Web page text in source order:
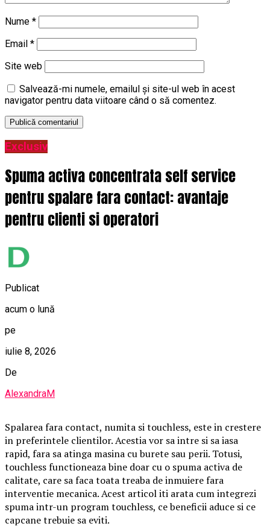
Nume *
Email *
Site web
Salvează-mi numele, emailul și site-ul web în acest
navigator pentru data viitoare când o să comentez.
Exclusiv
Spuma activa concentrata self service
pentru spalare fara contact: avantaje
pentru clienti si operatori
Publicat
acum o lună
pe
iulie 8, 2026
De
AlexandraM
Spalarea fara contact, numita si touchless, este in crestere
in preferintele clientilor. Acestia vor sa intre si sa iasa
rapid, fara sa atinga masina cu burete sau perii. Totusi,
touchless functioneaza bine doar cu o spuma activa de
calitate, care sa faca toata treaba de inmuiere fara
interventie mecanica. Acest articol iti arata cum integrezi
spuma intr-un program touchless, ce beneficii aduce si ce
capcane trebuie sa eviti.